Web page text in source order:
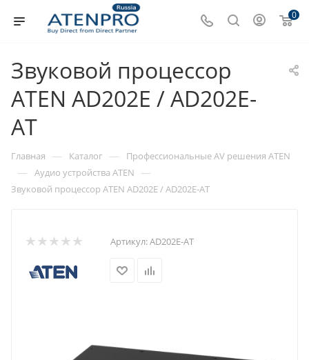
0
Звуковой процессор
ATEN AD202E / AD202E-
AT
Главная — Каталог — Профессиональные AV решения ATEN
— Аудио устройства ATEN —
Звуковой процессор ATEN AD202E / AD202E-AT
Артикул:AD202E-AT